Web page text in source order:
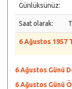
Günlüksünüz:
Saat olarak:
6 Ağustos 1957
6 Ağustos Günü
6 Ağustos Günü